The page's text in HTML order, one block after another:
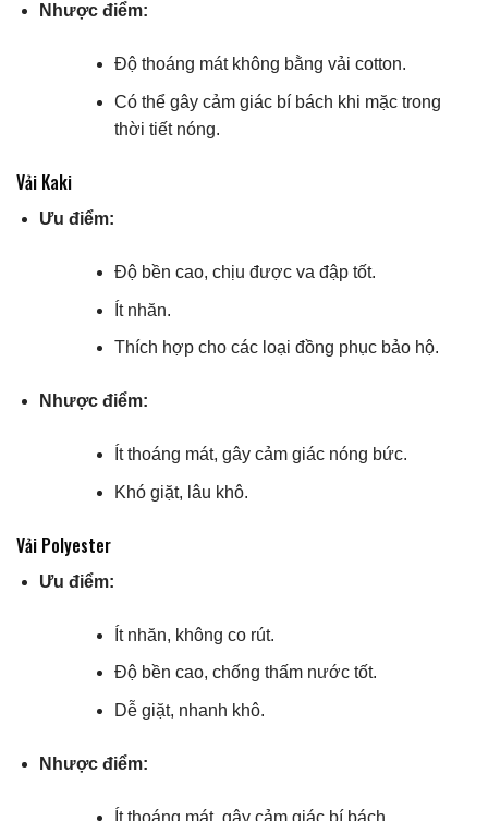
Nhược điểm:
Độ thoáng mát không bằng vải cotton.
Có thể gây cảm giác bí bách khi mặc trong
thời tiết nóng.
Vải Kaki
Ưu điểm:
Độ bền cao, chịu được va đập tốt.
Ít nhăn.
Thích hợp cho các loại đồng phục bảo hộ.
Nhược điểm:
Ít thoáng mát, gây cảm giác nóng bức.
Khó giặt, lâu khô.
Vải Polyester
Ưu điểm:
Ít nhăn, không co rút.
Độ bền cao, chống thấm nước tốt.
Dễ giặt, nhanh khô.
Nhược điểm:
Ít thoáng mát, gây cảm giác bí bách.